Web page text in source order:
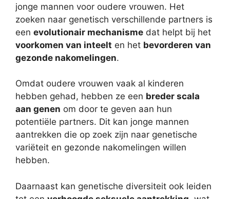
jonge mannen voor oudere vrouwen. Het
zoeken naar genetisch verschillende partners is
een evolutionair mechanisme dat helpt bij het
voorkomen van inteelt en het bevorderen van
gezonde nakomelingen.
Omdat oudere vrouwen vaak al kinderen
hebben gehad, hebben ze een breder scala
aan genen om door te geven aan hun
potentiële partners. Dit kan jonge mannen
aantrekken die op zoek zijn naar genetische
variëteit en gezonde nakomelingen willen
hebben.
Daarnaast kan genetische diversiteit ook leiden